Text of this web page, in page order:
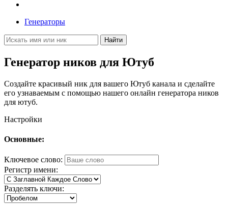
Генераторы
Найти
Генератор ников для Ютуб
Создайте красивый ник для вашего Ютуб канала и сделайте
его узнаваемым с помощью нашего онлайн генератора ников
для ютуб.
Настройки
Основные:
Ключевое слово:
Регистр имени:
Разделять ключи: